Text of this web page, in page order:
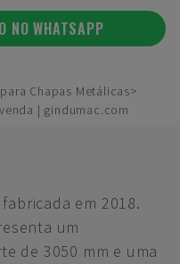
NO WHATSAPP
Chapas Metálicas
| gindumac.com
em 2018.
um
de 3050 mm e uma